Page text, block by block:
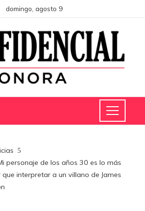
domingo, agosto 9
personaje de los años 30 es lo más
interpretar a un villano de James